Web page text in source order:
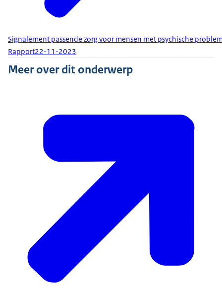
Signalement passende zorg voor mensen met psychische
Rapport22-11-2023
Meer over dit onderwerp